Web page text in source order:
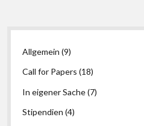
Seitenleiste
Allgemein (9)
Call for Papers (18)
In eigener Sache(7)
Stipendien (4)